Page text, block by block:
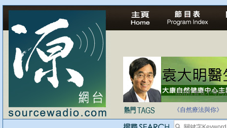
法治社會並不等同
《自然療法與你》